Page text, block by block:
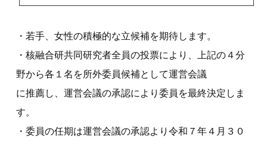
・若手、女性の積極的な立候補を期待します。
・核融合研共同研究者全員の投票により、上記の４分
野から各１名を所外委員候補として運営会議
に推薦し、運営会議の承認により委員を最終決定しま
す。
・委員の任期は運営会議の承認より令和７年４月３０